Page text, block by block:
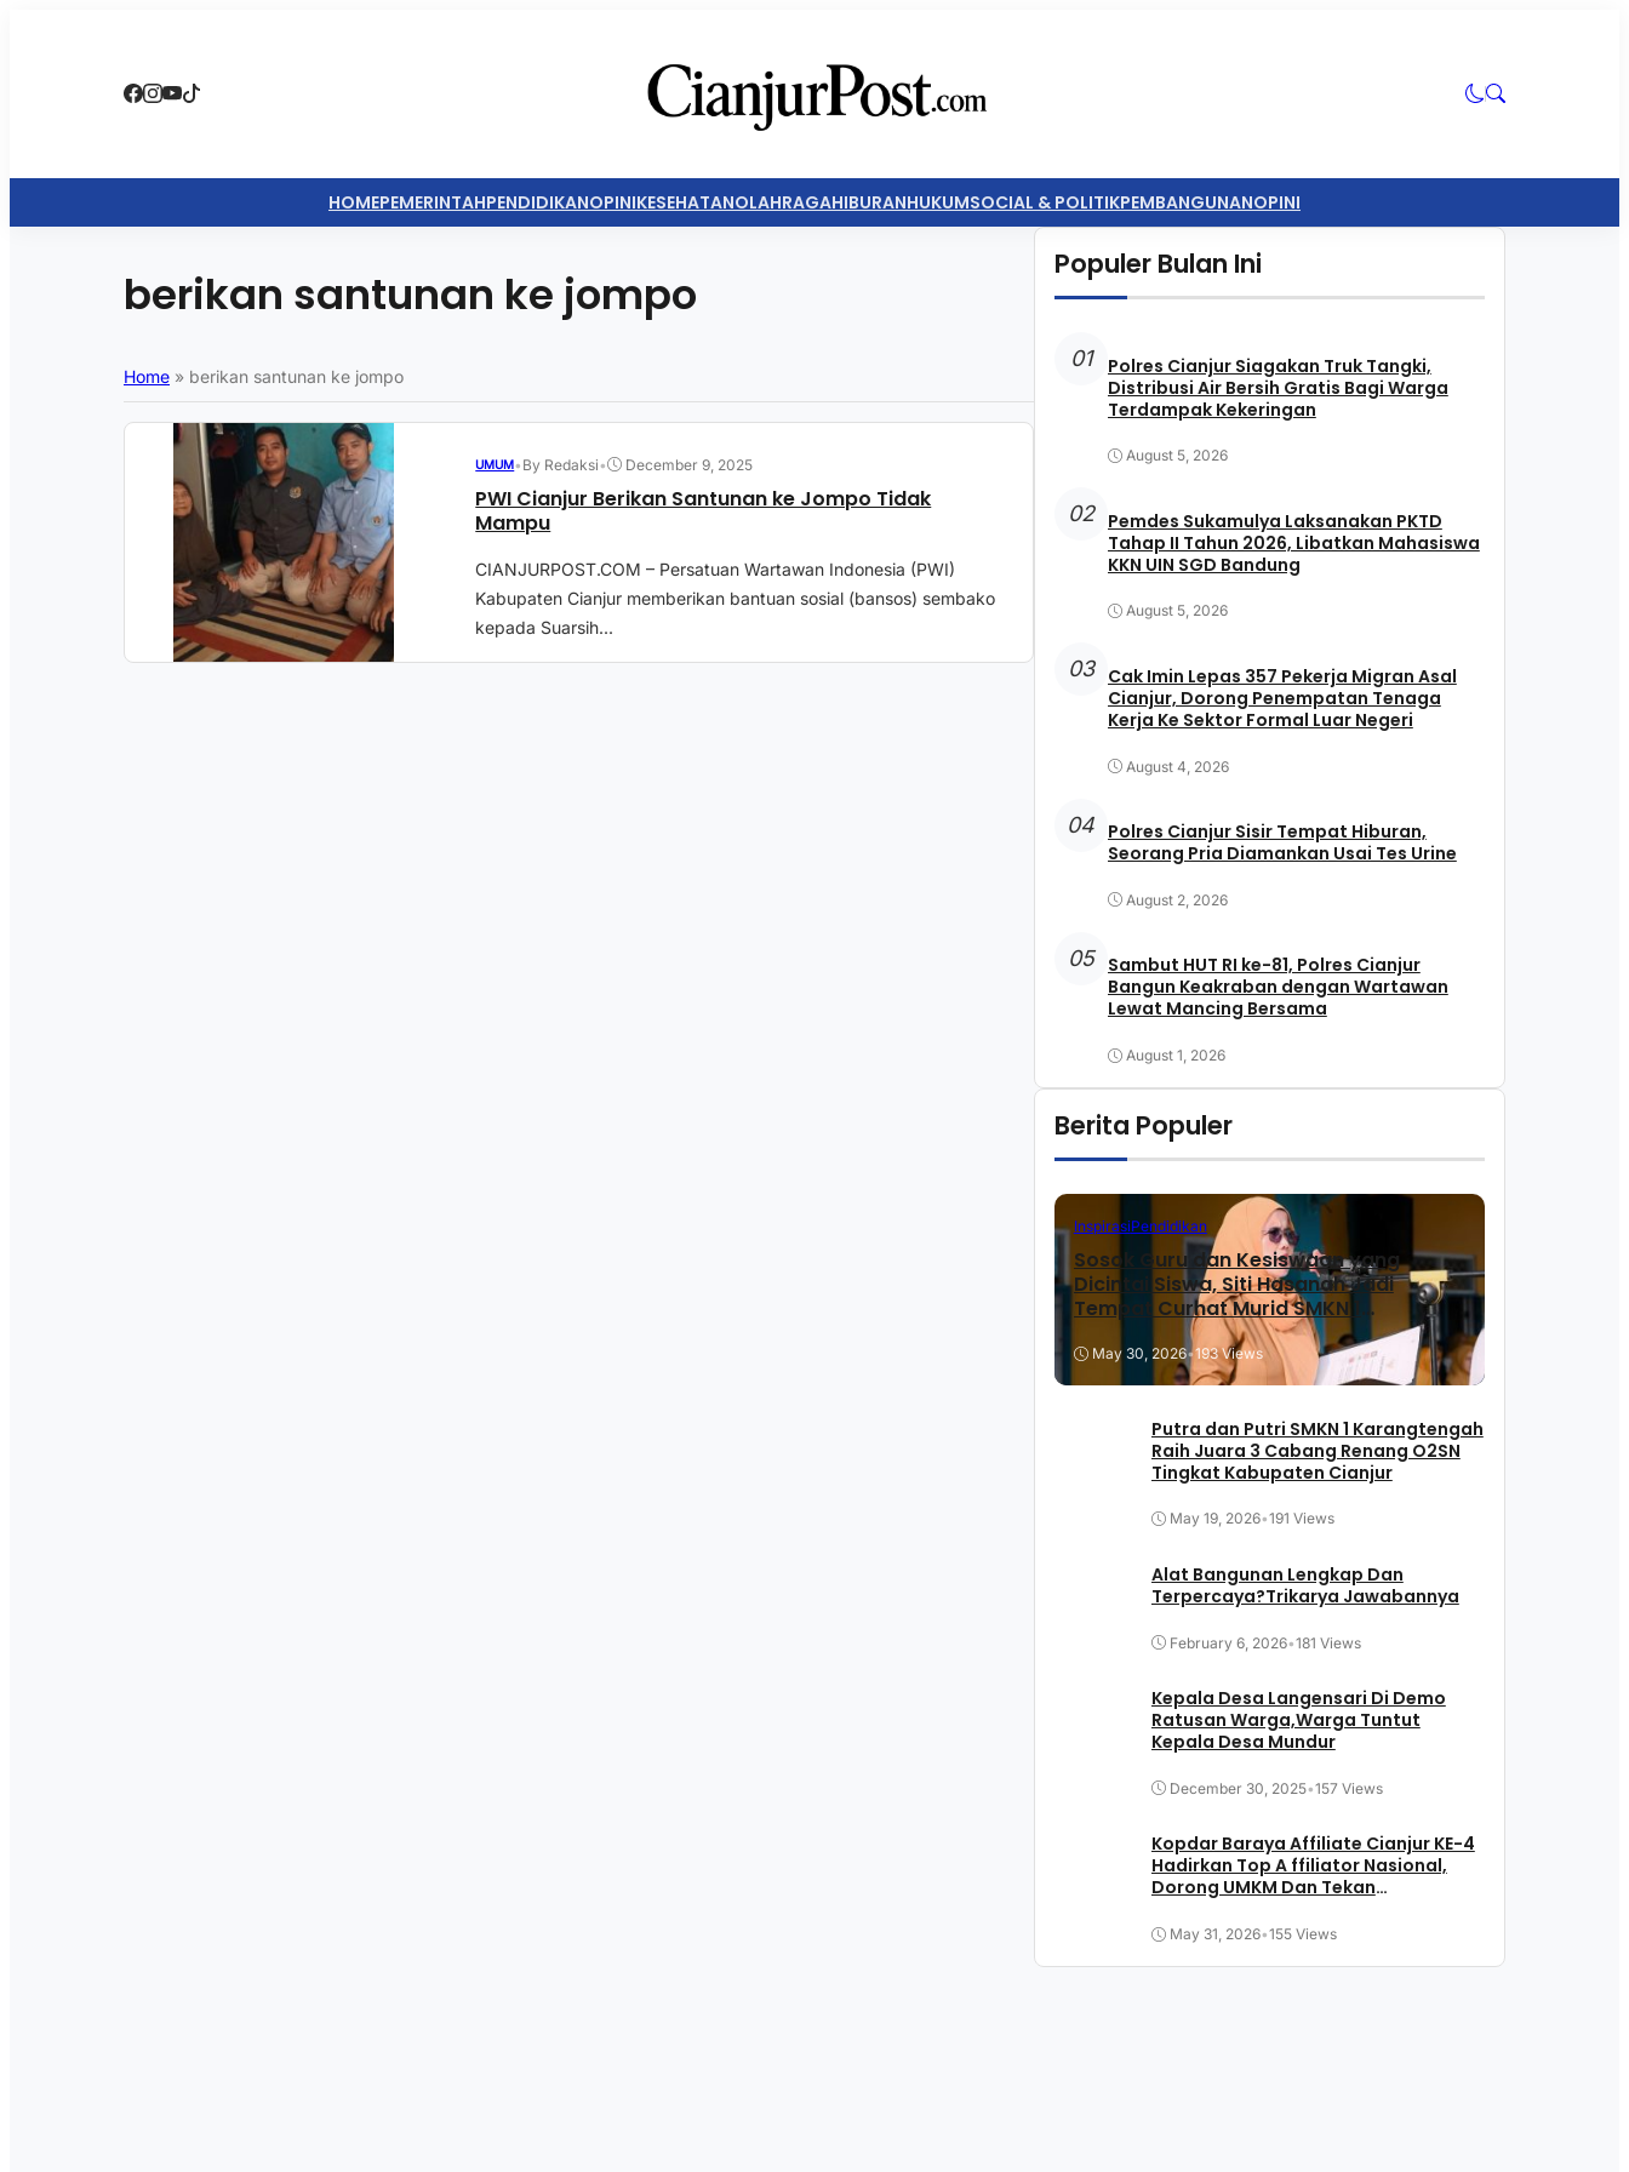
HOMEPEMERINTAHPENDIDIKANOPINIKESEHATANOLAHRAGAHIBURANHUKUMSOCIAL & POLITIKPEMBANGUNANOPINI
berikan santunan ke jompo
Home » berikan santunan ke jompo
UMUM• By Redaksi• December 9, 2025
PWI Cianjur Berikan Santunan ke Jompo Tidak
Mampu
CIANJURPOST.COM – Persatuan Wartawan Indonesia (PWI)
Kabupaten Cianjur memberikan bantuan sosial (bansos) sembako
kepada Suarsih...
Populer Bulan Ini
01
Polres Cianjur Siagakan Truk Tangki,
Distribusi Air Bersih Gratis Bagi Warga
Terdampak Kekeringan
August 5, 2026
02
Pemdes Sukamulya Laksanakan PKTD
Tahap II Tahun 2026, Libatkan Mahasiswa
KKN UIN SGD Bandung
August 5, 2026
03
Cak Imin Lepas 357 Pekerja Migran Asal
Cianjur, Dorong Penempatan Tenaga
Kerja Ke Sektor Formal Luar Negeri
August 4, 2026
04 Polres Cianjur Sisir Tempat Hiburan,
Seorang Pria Diamankan Usai Tes Urine
August 2, 2026
05
Sambut HUT RI ke-81, Polres Cianjur
Bangun Keakraban dengan Wartawan
Lewat Mancing Bersama
August 1, 2026
Berita Populer
InspirasiPendidikan
Sosok Guru dan Kesiswaan yang
Dicintai Siswa, Siti Hasanah Jadi
Tempat Curhat Murid SMKN 1
Karangtengah
May 30, 2026•193 Views
Putra dan Putri SMKN 1 Karangtengah
Raih Juara 3 Cabang Renang O2SN
Tingkat Kabupaten Cianjur
May 19, 2026•191 Views
Alat Bangunan Lengkap Dan
Terpercaya?Trikarya Jawabannya
February 6, 2026•181 Views
Kepala Desa Langensari Di Demo
Ratusan Warga,Warga Tuntut
Kepala Desa Mundur
December 30, 2025•157 Views
Kopdar Baraya Affiliate Cianjur KE-4
Hadirkan Top A ffiliator Nasional,
Dorong UMKM Dan Tekan
May 31, 2026•155 Views